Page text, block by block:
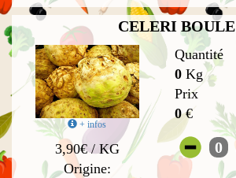
CELERI BOULE
+ infos
3,90€ / KG
Origine:
Quantité
0Kg
Prix
0€
0